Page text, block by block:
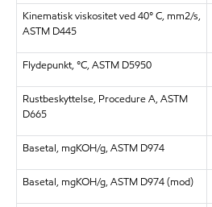
Kinematisk viskositet ved 40° C, mm2/s,
ASTM D445
Flydepunkt, °C, ASTM D5950
Rustbeskyttelse, Procedure A, ASTM
D665
Basetal, mgKOH/g, ASTM D974
Basetal, mgKOH/g, ASTM D974 (mod)